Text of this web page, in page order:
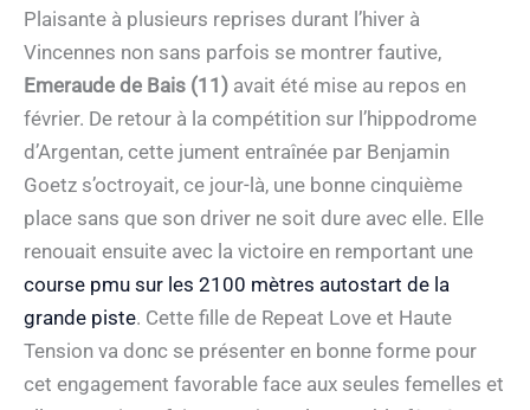
Plaisante à plusieurs reprises durant l’hiver à
Vincennes non sans parfois se montrer fautive,
Emeraude de Bais (11) avait été mise au repos en
février. De retour à la compétition sur l’hippodrome
d’Argentan, cette jument entraînée par Benjamin
Goetz s’octroyait, ce jour-là, une bonne cinquième
place sans que son driver ne soit dure avec elle. Elle
renouait ensuite avec la victoire en remportant une
course pmu sur les 2100 mètres autostart de la
grande piste. Cette fille de Repeat Love et Haute
Tension va donc se présenter en bonne forme pour
cet engagement favorable face aux seules femelles et